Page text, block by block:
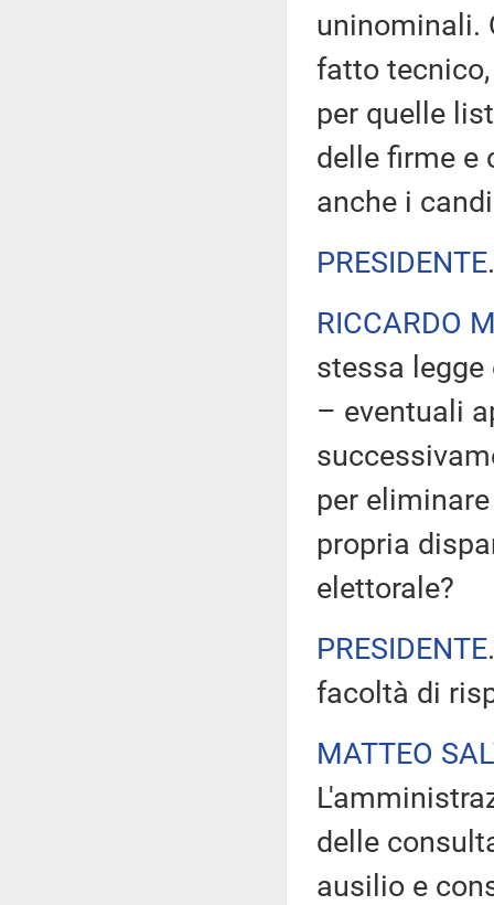
uninominali.
fatto
per quelle
delle firme e
anche i
PRESIDENTE
RICCARDO
stessa
– eventuali
per
propria
elettorale?
PRESIDENTE
facoltà di
MATTEO
delle
ausilio e